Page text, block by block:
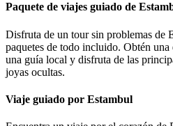
Paquete de viajes guiado de
Disfruta de un tour sin problemas de
paquetes de todo incluido. Obtén
una guía local y disfruta de las
joyas ocultas.
Viaje guiado por Estambul